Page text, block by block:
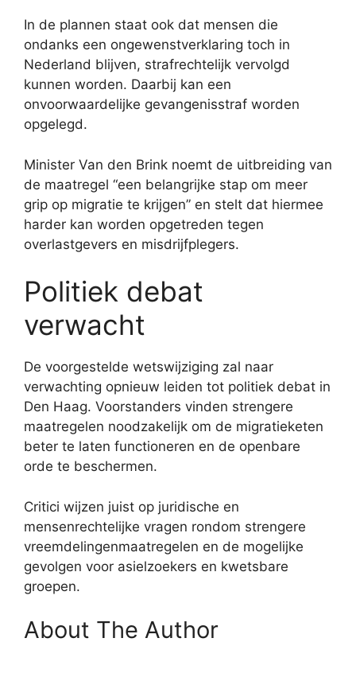
In de plannen staat ook dat mensen die
ondanks een ongewenstverklaring toch in
Nederland blijven, strafrechtelijk vervolgd
kunnen worden. Daarbij kan een
onvoorwaardelijke gevangenisstraf worden
opgelegd.
Minister Van den Brink noemt de uitbreiding van
de maatregel “een belangrijke stap om meer
grip op migratie te krijgen” en stelt dat hiermee
harder kan worden opgetreden tegen
overlastgevers en misdrijfplegers.
Politiek debat
verwacht
De voorgestelde wetswijziging zal naar
verwachting opnieuw leiden tot politiek debat in
Den Haag. Voorstanders vinden strengere
maatregelen noodzakelijk om de migratieketen
beter te laten functioneren en de openbare
orde te beschermen.
Critici wijzen juist op juridische en
mensenrechtelijke vragen rondom strengere
vreemdelingenmaatregelen en de mogelijke
gevolgen voor asielzoekers en kwetsbare
groepen.
About The Author